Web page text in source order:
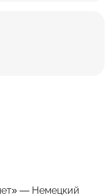
— Немецкий